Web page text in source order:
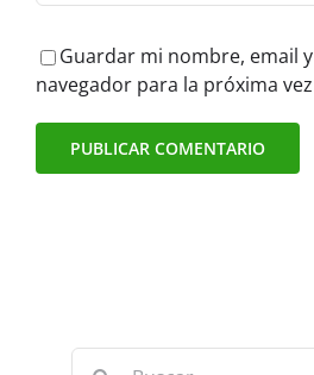
Guardar mi nombre, email
navegador para la próxima
Buscar: